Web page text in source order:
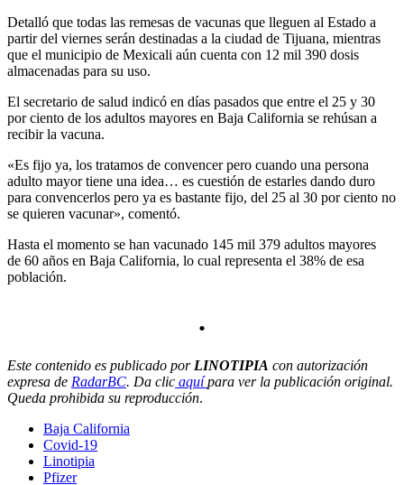
Detalló que todas las remesas de vacunas que lleguen al Estado a
partir del viernes serán destinadas a la ciudad de Tijuana, mientras
que el municipio de Mexicali aún cuenta con 12 mil 390 dosis
almacenadas para su uso.
El secretario de salud indicó en días pasados que entre el 25 y 30
por ciento de los adultos mayores en Baja California se rehúsan a
recibir la vacuna.
«Es fijo ya, los tratamos de convencer pero cuando una persona
adulto mayor tiene una idea… es cuestión de estarles dando duro
para convencerlos pero ya es bastante fijo, del 25 al 30 por ciento no
se quieren vacunar», comentó.
Hasta el momento se han vacunado 145 mil 379 adultos mayores
de 60 años en Baja California, lo cual representa el 38% de esa
población.
.
Este contenido es publicado por LINOTIPIA con autorización
expresa de RadarBC. Da clic aquípara ver la publicación original.
Queda prohibida su reproducción.
Baja California
Covid-19
Linotipia
Pfizer